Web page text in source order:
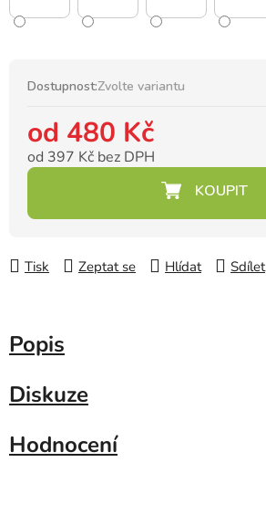
Dostupnost:Zvolte variantu
od 480 Kč
od 397 Kč bez DPH
Tisk Zeptat se Hlídat Sdílet
Popis
Diskuze
Hodnocení